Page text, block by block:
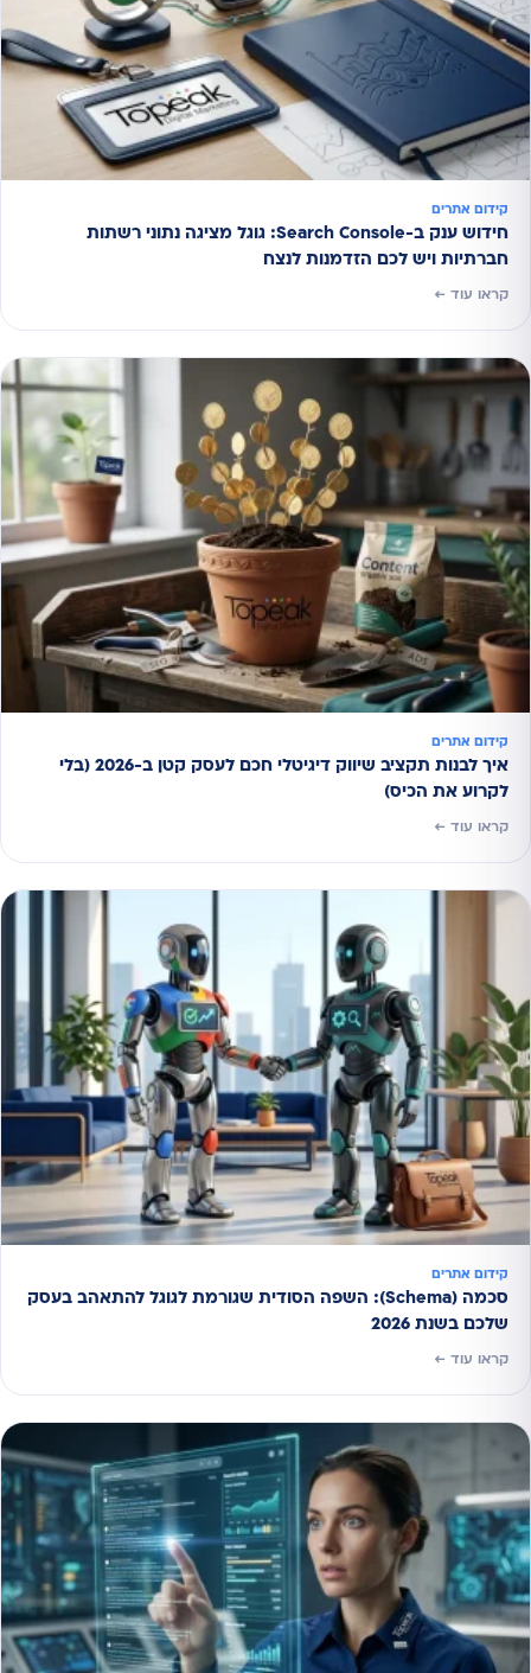
קידום אתרים
חידוש ענק ב-Search Console: גוגל מציגה נתוני רשתות
חברתיות ויש לכם הזדמנות לנצח
קראו עוד ←
קידום אתרים
איך לבנות תקציב שיווק דיגיטלי חכם לעסק קטן ב-2026 (בלי
לקרוע את הכיס)
קראו עוד ←
קידום אתרים
סכמה (Schema): השפה הסודית שגורמת לגוגל להתאהב בעסק
שלכם בשנת 2026
קראו עוד ←